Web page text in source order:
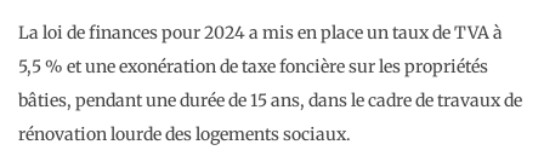
La loi de finances pour 2024 a mis en place un taux de TVA à
5,5 % et une exonération de taxe foncière sur les propriétés
bâties, pendant une durée de 15 ans, dans le cadre de travaux de
rénovation lourde des logements sociaux.